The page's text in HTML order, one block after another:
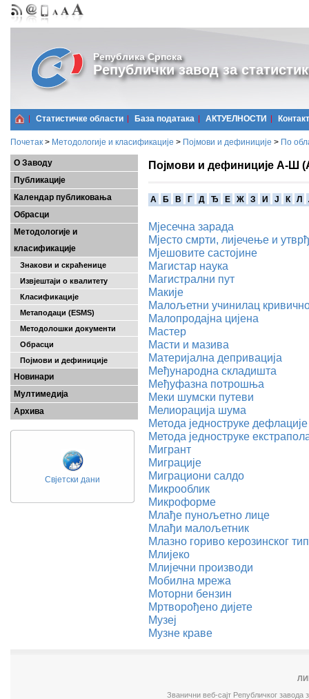
Република Српска
Републички завод за
Статистичке области Базa података АКТУЕЛНОСТИ Контакт
Почетак > Методологије и класификације > Појмови и дефиниције > По
О Заводу
Публикације
Календар публиковања
Обрасци
Методологије и
класификације
Знакови и скраћенице
Извјештаји о квалитету
Класификације
Метаподаци (ESMS)
Методолошки документи
Обрасци
Појмови и дефиниције
Новинари
Мултимедија
Архива
Свјетски дани
Појмови и дефиниције А-Ш
A Б В Г Д Ђ Е Ж З И Ј К Л
Мјесечна зарада
Мјесто смрти, лијечење и
Мјешовите састојине
Магистар наука
Магистрални пут
Макије
Малољетни учинилац
Малопродајна цијена
Мастер
Масти и мазива
Материјална депривација
Међународна складишта
Међуфазна потрошња
Меки шумски путеви
Мелиорација шума
Методa једноструке дефлације
Метода једноструке
Мигрант
Миграције
Миграциони салдо
Микрооблик
Микроформе
Млађе пунољетно лице
Млађи малољетник
Млазно гориво керозинског
Млијеко
Млијечни производи
Мобилна мрежа
Моторни бензин
Мртворођено дијете
Музеј
Музне краве
Званични веб-сајт Републичког